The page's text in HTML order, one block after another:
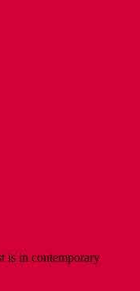
is in contemporary